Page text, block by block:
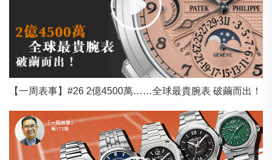
【一周表事】#26 2億4500萬……全球最貴腕表 破繭而出！